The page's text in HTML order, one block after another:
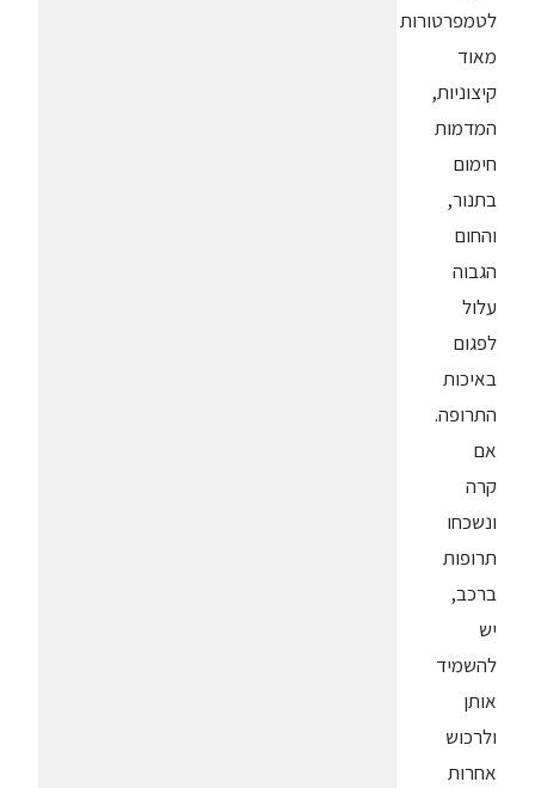
לטמפרטורות
מאוד
קיצוניות,
המדמות
חימום
בתנור,
והחום
הגבוה
עלול
לפגום
באיכות
התרופה.
אם
קרה
ונשכחו
תרופות
ברכב,
יש
להשמיד
אותן
ולרכוש
אחרות